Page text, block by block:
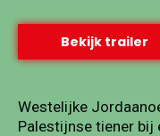
Bekijk trailer
Westelijke
Palestijnse tiener bij